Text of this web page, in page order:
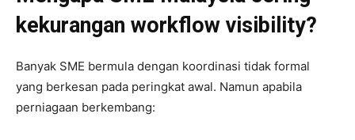
kekurangan workflow visibility?
Banyak SME bermula dengan koordinasi tidak formal
yang berkesan pada peringkat awal. Namun apabila
perniagaan berkembang: